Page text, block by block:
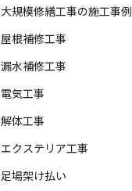
大規模修繕工事の施工事例
屋根補修工事
漏水補修工事
電気工事
解体工事
エクステリア工事
足場架け払い